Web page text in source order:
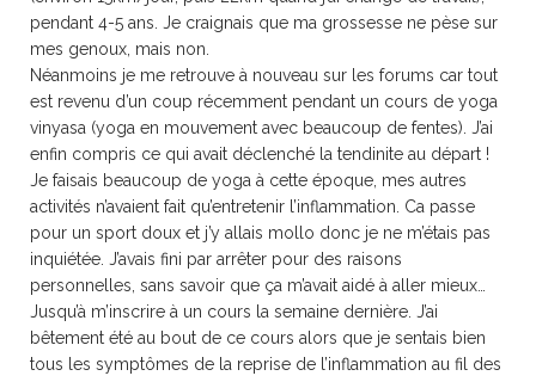
pendant 4-5 ans. Je craignais que ma grossesse ne pèse sur
mes genoux, mais non.
Néanmoins je me retrouve à nouveau sur les forums car tout
est revenu d’un coup récemment pendant un cours de yoga
vinyasa (yoga en mouvement avec beaucoup de fentes). J’ai
enfin compris ce qui avait déclenché la tendinite au départ !
Je faisais beaucoup de yoga à cette époque, mes autres
activités n’avaient fait qu’entretenir l’inflammation. Ca passe
pour un sport doux et j’y allais mollo donc je ne m’étais pas
inquiétée. J’avais fini par arrêter pour des raisons
personnelles, sans savoir que ça m’avait aidé à aller mieux…
Jusqu’à m’inscrire à un cours la semaine dernière. J’ai
bêtement été au bout de ce cours alors que je sentais bien
tous les symptômes de la reprise de l’inflammation au fil des